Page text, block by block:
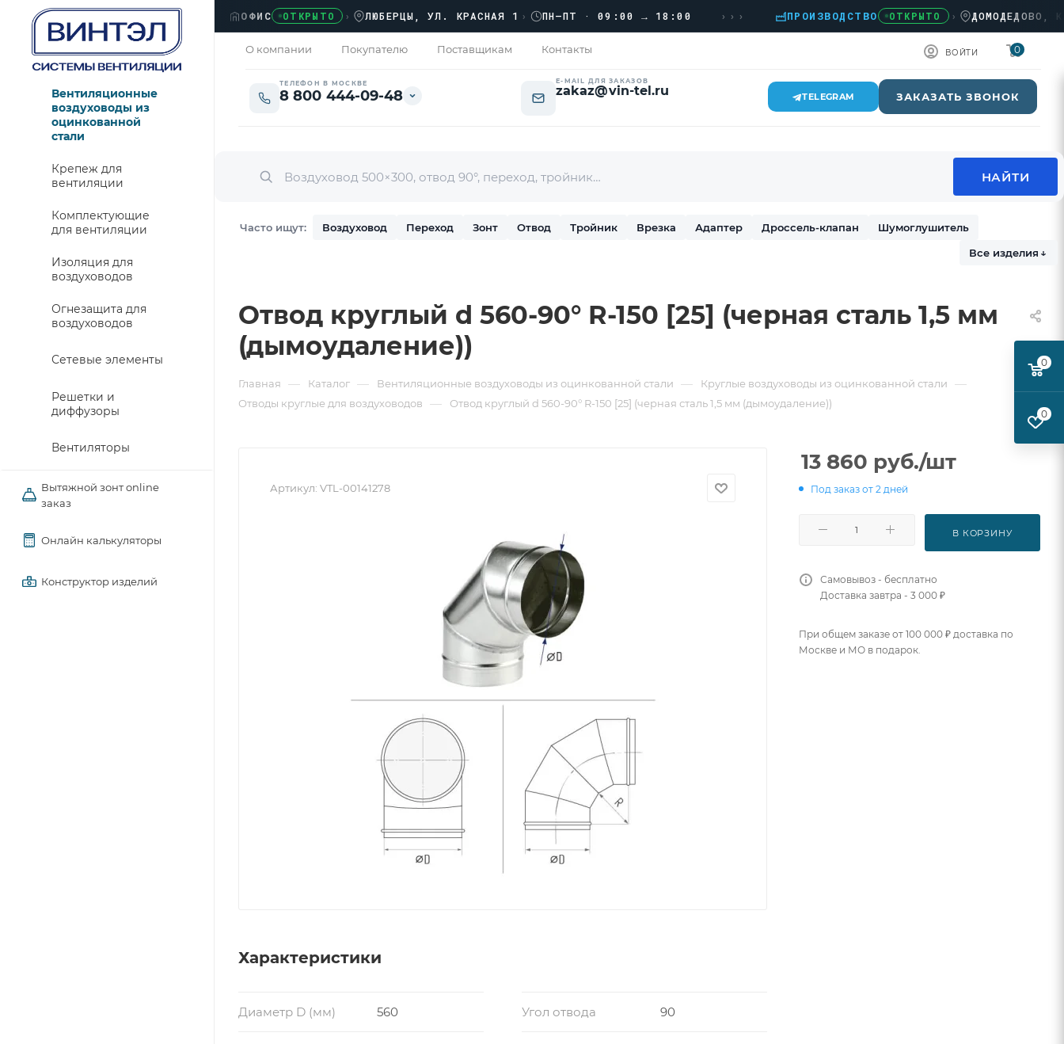
ОФИС ОТКРЫТО › ЛЮБЕРЦЫ, УЛ. КРАСНАЯ 1› ПН–ПТ · 09:00 → 18:00 ››› ПРОИЗВОДСТВО ОТКРЫТО › ДОМОДЕДОВО,
О компании Покупателю Поставщикам Контакты ВОЙТИ 0
ТЕЛЕФОН В МОСКВЕ
8 800 444-09-48
E-MAIL ДЛЯ ЗАКАЗОВ
zakaz@vin-tel.ru TELEGRAM ЗАКАЗАТЬ ЗВОНОК
Часто ищут: Воздуховод Переход Зонт Отвод Тройник Врезка Адаптер Дроссель-клапан
Шумоглушитель
Все изделия ↓
Вентиляционные
воздуховоды из
оцинкованной
стали
Крепеж для
вентиляции
Комплектующие
для вентиляции
Изоляция для
воздуховодов
Огнезащита для
воздуховодов
Сетевые элементы
Решетки и
диффузоры
Вентиляторы
Вытяжной зонт online
заказ
Онлайн калькуляторы
Конструктор изделий
Отвод круглый d 560-90° R-150 [25] (черная сталь 1,5 мм
(дымоудаление))
Главная — Каталог — Вентиляционные воздуховоды из оцинкованной стали — Круглые воздуховоды из оцинкованной стали —
Отводы круглые для воздуховодов — Отвод круглый d 560-90° R-150 [25] (черная сталь 1,5 мм (дымоудаление))
Артикул: VTL-00141278
Характеристики
Диаметр D (мм) 560 Угол отвода 90
13 860 руб./шт
Под заказ от 2 дней
В КОРЗИНУ
Самовывоз - бесплатно
Доставка завтра - 3 000 ₽
При общем заказе от 100 000 ₽ доставка по
Москве и МО в подарок.
0
0